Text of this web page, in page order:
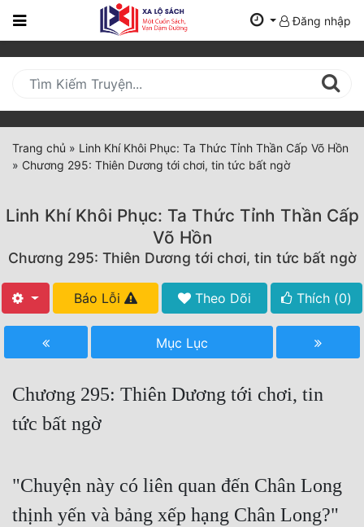
Trang
Mới
Cập
Nhật
(current)
Thể Loại
Tất Cả
Truyện Mới Ra
Hoàn Thành
Free
Hậu Cung
Truyện Dịch
Truyện Nhập Môn
Đăng nhập
Trang chủ » Linh Khí Khôi Phục: Ta Thức Tỉnh Thần Cấp Võ Hồn
» Chương 295: Thiên Dương tới chơi, tin tức bất ngờ
Linh Khí Khôi Phục: Ta Thức Tỉnh Thần Cấp
Võ Hồn
Chương 295: Thiên Dương tới chơi, tin tức bất ngờ
Báo Lỗi Theo Dõi Thích (0)
Mục Lục
Chương 295: Thiên Dương tới chơi, tin
tức bất ngờ
"Chuyện này có liên quan đến Chân Long
thịnh yến và bảng xếp hạng Chân Long?"